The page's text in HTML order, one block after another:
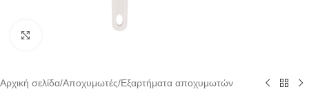
Αρχική σελίδα/Αποχυμωτές/Εξαρτήματα αποχυμωτών